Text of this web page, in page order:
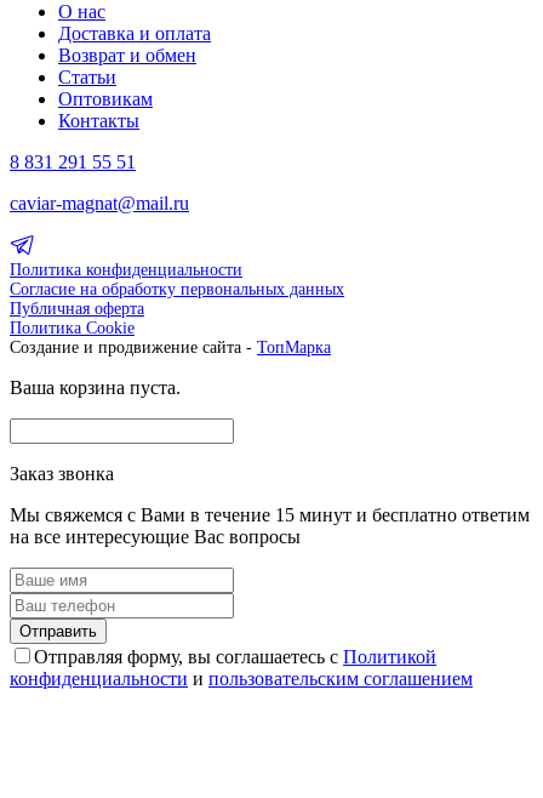
О нас
Доставка и оплата
Возврат и обмен
Статьи
Оптовикам
Контакты
8 831 291 55 51
caviar-magnat@mail.ru
Политика конфиденциальности
Согласие на обработку первональных данных
Публичная оферта
Политика Cookie
Создание и продвижение сайта - ТопМарка
Ваша корзина пуста.
Заказ звонка
Мы свяжемся с Вами в течение 15 минут и бесплатно ответим
на все интересующие Вас вопросы
Отправляя форму, вы соглашаетесь с Политикой
конфиденциальности и пользовательским соглашением